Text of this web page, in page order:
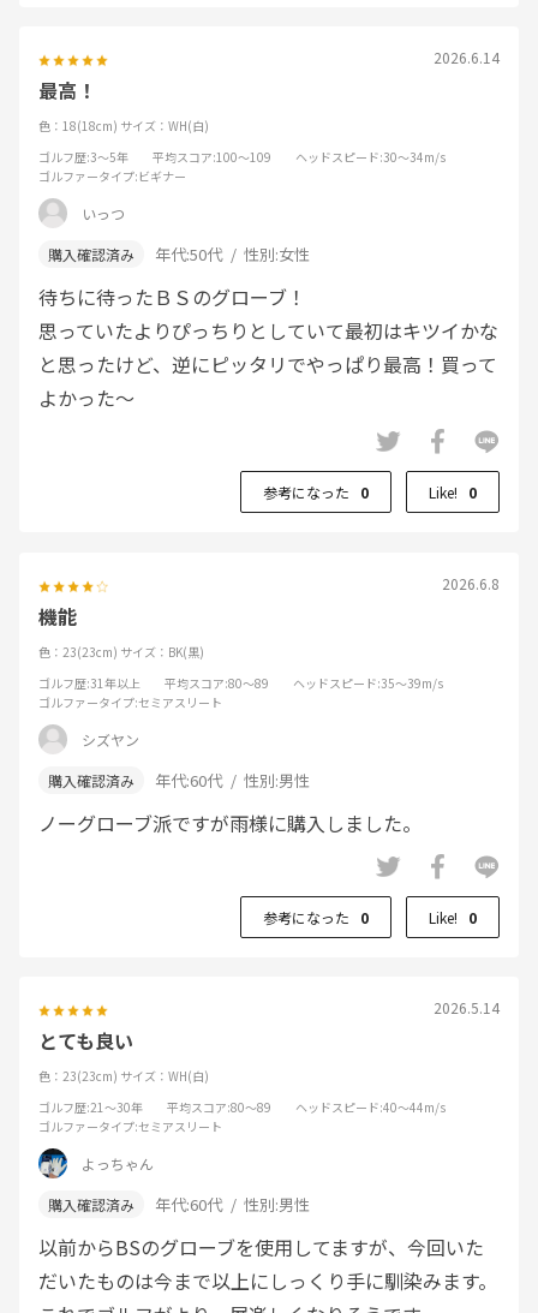
2026.6.14
最高！
色：18(18cm) サイズ：WH(白)
ゴルフ歴:3～5年 平均スコア:100～109 ヘッドスピード:30～34m/s
ゴルファータイプ:ビギナー
いっつ
年代:50代 性別:女性
待ちに待ったＢＳのグローブ！
思っていたよりぴっちりとしていて最初はキツイかな
と思ったけど、逆にピッタリでやっぱり最高！買って
よかった～
参考になった 0 Like! 0
2026.6.8
機能
色：23(23cm) サイズ：BK(黒)
ゴルフ歴:31年以上 平均スコア:80～89 ヘッドスピード:35～39m/s
ゴルファータイプ:セミアスリート
シズヤン
年代:60代 性別:男性
ノーグローブ派ですが雨様に購入しました。
参考になった 0 Like! 0
2026.5.14
とても良い
色：23(23cm) サイズ：WH(白)
ゴルフ歴:21～30年 平均スコア:80～89 ヘッドスピード:40～44m/s
ゴルファータイプ:セミアスリート
よっちゃん
年代:60代 性別:男性
以前からBSのグローブを使用してますが、今回いた
だいたものは今まで以上にしっくり手に馴染みます。